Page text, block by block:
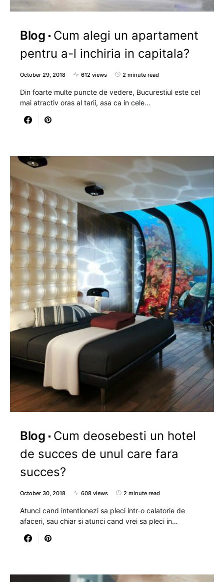
Blog
Cum alegi un apartament
pentru a-l inchiria in capitala?
October 29, 2018 612 views 2 minute read
Din foarte multe puncte de vedere, Bucurestiul este cel
mai atractiv oras al tarii, asa ca in cele…
Blog
Cum deosebesti un hotel
de succes de unul care fara
succes?
October 30, 2018 608 views 2 minute read
Atunci cand intentionezi sa pleci intr-o calatorie de
afaceri, sau chiar si atunci cand vrei sa pleci in…